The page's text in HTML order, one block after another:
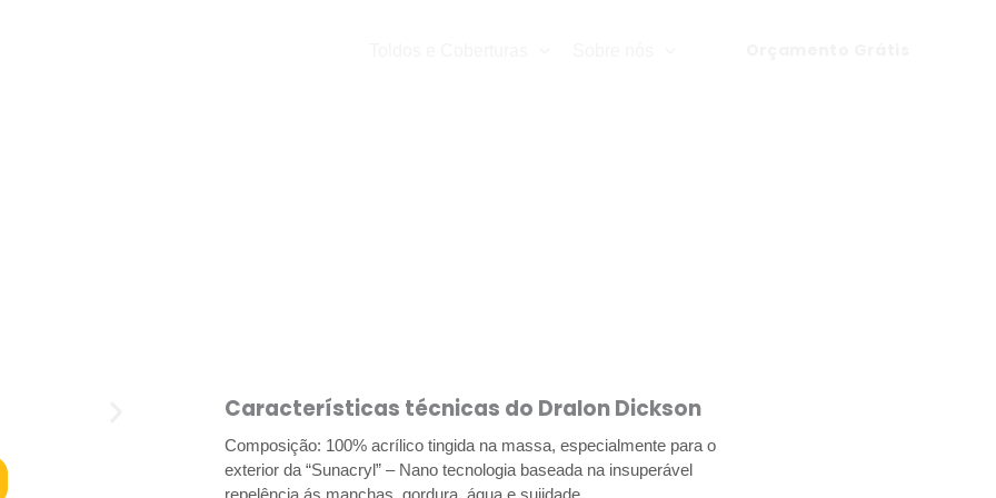
Características técnicas do Dralon Dickson
Composição: 100% acrílico tingida na massa, especialmente para o
exterior da “Sunacryl” – Nano tecnologia baseada na insuperável
repelência ás manchas, gordura, água e sujidade.